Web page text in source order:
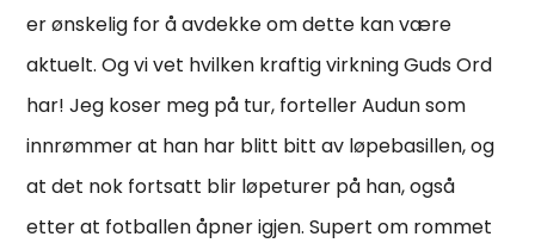
er ønskelig for å avdekke om dette kan være
aktuelt. Og vi vet hvilken kraftig virkning Guds Ord
har! Jeg koser meg på tur, forteller Audun som
innrømmer at han har blitt bitt av løpebasillen, og
at det nok fortsatt blir løpeturer på han, også
etter at fotballen åpner igjen. Supert om rommet